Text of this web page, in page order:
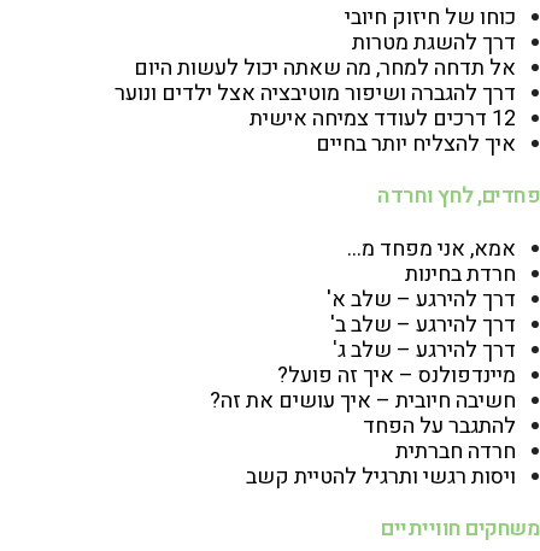
כוחו של חיזוק חיובי
דרך להשגת מטרות
אל תדחה למחר, מה שאתה יכול לעשות היום
דרך להגברה ושיפור מוטיבציה אצל ילדים ונוער
12 דרכים לעודד צמיחה אישית
איך להצליח יותר בחיים
פחדים, לחץ וחרדה
אמא, אני מפחד מ…
חרדת בחינות
דרך להירגע – שלב א'
דרך להירגע – שלב ב'
דרך להירגע – שלב ג'
מיינדפולנס – איך זה פועל?
חשיבה חיובית – איך עושים את זה?
להתגבר על הפחד
חרדה חברתית
ויסות רגשי ותרגיל להטיית קשב
משחקים חווייתיים